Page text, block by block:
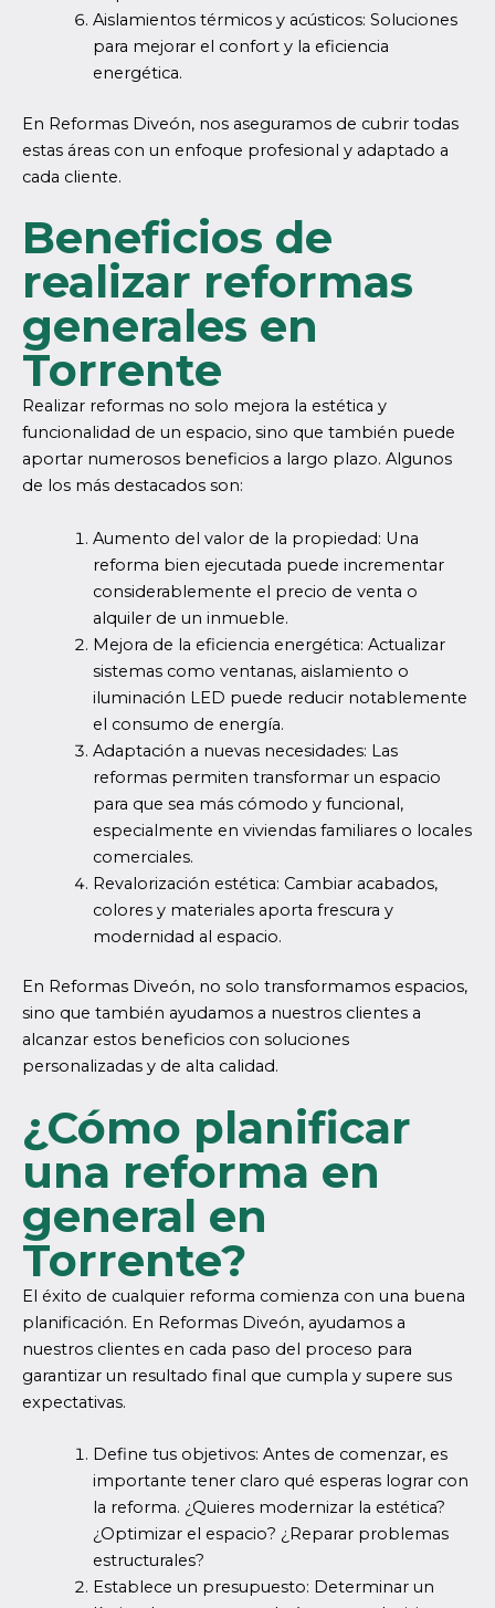
Aislamientos térmicos y acústicos: Soluciones
para mejorar el confort y la eficiencia
energética.
En Reformas Diveón, nos aseguramos de cubrir todas
estas áreas con un enfoque profesional y adaptado a
cada cliente.
Beneficios de
realizar reformas
generales en
Torrente
Realizar reformas no solo mejora la estética y
funcionalidad de un espacio, sino que también puede
aportar numerosos beneficios a largo plazo. Algunos
de los más destacados son:
Aumento del valor de la propiedad: Una
reforma bien ejecutada puede incrementar
considerablemente el precio de venta o
alquiler de un inmueble.
Mejora de la eficiencia energética: Actualizar
sistemas como ventanas, aislamiento o
iluminación LED puede reducir notablemente
el consumo de energía.
Adaptación a nuevas necesidades: Las
reformas permiten transformar un espacio
para que sea más cómodo y funcional,
especialmente en viviendas familiares o locales
comerciales.
Revalorización estética: Cambiar acabados,
colores y materiales aporta frescura y
modernidad al espacio.
En Reformas Diveón, no solo transformamos espacios,
sino que también ayudamos a nuestros clientes a
alcanzar estos beneficios con soluciones
personalizadas y de alta calidad.
¿Cómo planificar
una reforma en
general en
Torrente?
El éxito de cualquier reforma comienza con una buena
planificación. En Reformas Diveón, ayudamos a
nuestros clientes en cada paso del proceso para
garantizar un resultado final que cumpla y supere sus
expectativas.
Define tus objetivos: Antes de comenzar, es
importante tener claro qué esperas lograr con
la reforma. ¿Quieres modernizar la estética?
¿Optimizar el espacio? ¿Reparar problemas
estructurales?
Establece un presupuesto: Determinar un